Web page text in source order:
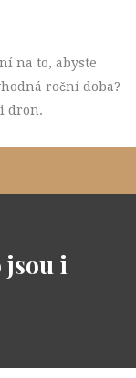
na to, abyste
roční doba?
dron.
jsou i